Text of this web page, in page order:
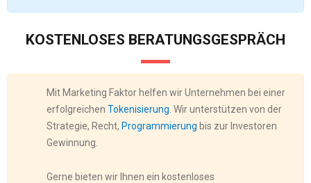
KOSTENLOSES BERATUNGSGESPRÄCH
Mit Marketing Faktor helfen wir Unternehmen bei einer
erfolgreichen Tokenisierung. Wir unterstützen von der
Strategie, Recht, Programmierung bis zur Investoren
Gewinnung.
Gerne bieten wir Ihnen ein kostenloses